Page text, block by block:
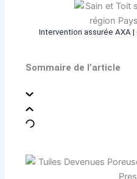
Intervention assurée AXA
Sommaire de l’article